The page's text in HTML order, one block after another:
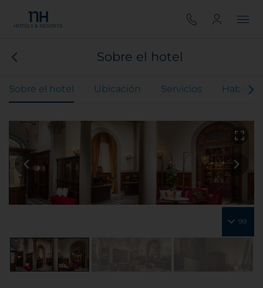
Sobre el hotel
Sobre el hotel Ubicación Servicios
99